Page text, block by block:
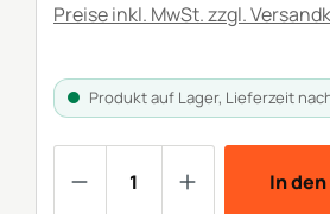
Preise inkl. MwSt. zzgl.
Produkt auf Lager, Lieferzeit
In